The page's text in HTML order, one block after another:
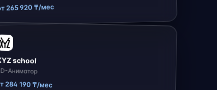
265 920 ₸/мес
school
Аниматор
284 190 ₸/мес